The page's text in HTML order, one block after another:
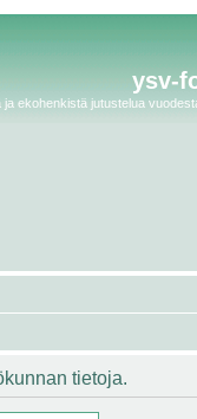
ysv-
ja ekohenkistä jutustelua
tietoja.